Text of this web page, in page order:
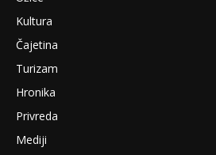
Kultura
Čajetina
Turizam
Hronika
Privreda
Mediji